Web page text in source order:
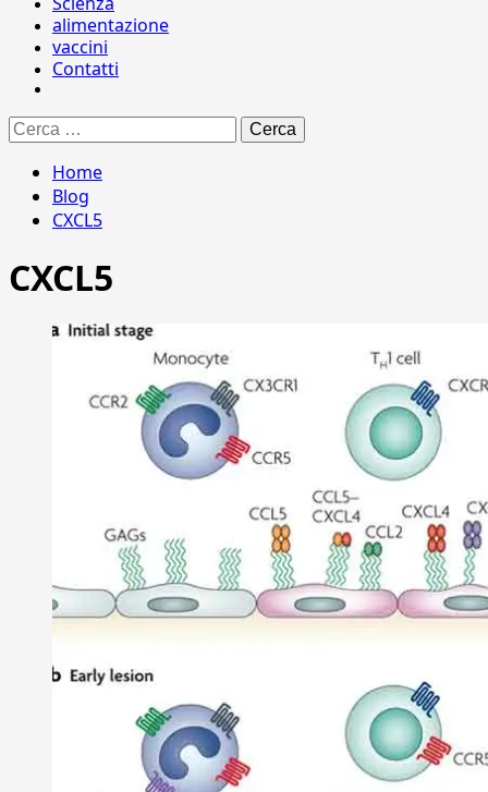
alimentazione
vaccini
Contatti
Ricerca
per:
Home
Blog
CXCL5
CXCL5